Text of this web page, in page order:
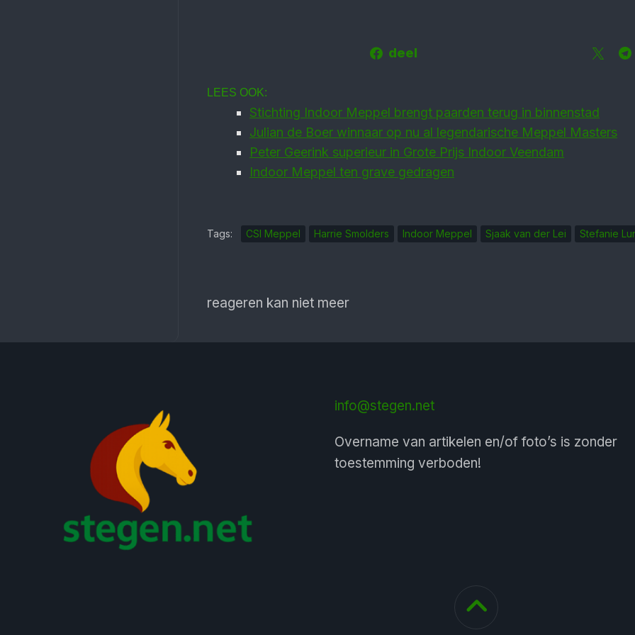
deel
LEES OOK:
Stichting Indoor Meppel brengt paarden terug in binnenstad
Julian de Boer winnaar op nu al legendarische Meppel Masters
Peter Geerink superieur in Grote Prijs Indoor Veendam
Indoor Meppel ten grave gedragen
Tags: CSI Meppel Harrie Smolders Indoor Meppel Sjaak van der Lei Stefanie
reageren kan niet meer
info@stegen.net
Overname van artikelen en/of foto’s is zonder
toestemming verboden!